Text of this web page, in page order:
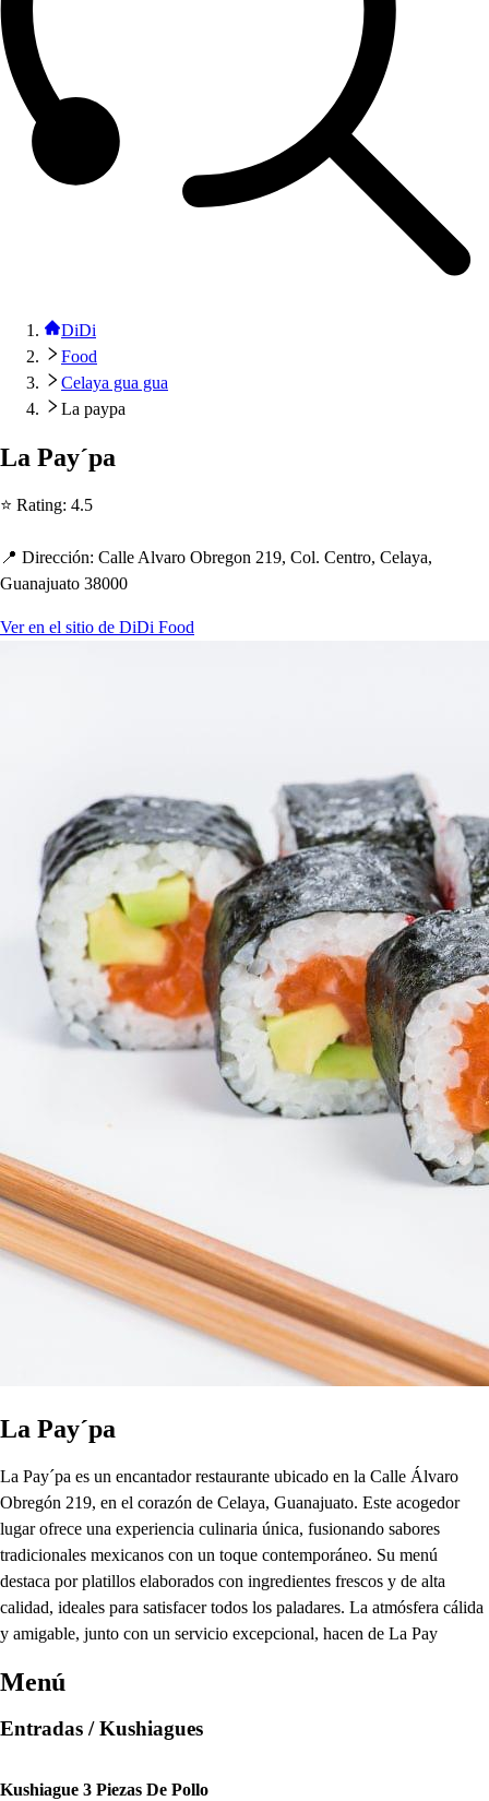
DiDi
Food
Celaya gua gua
La paypa
La Pay´pa
⭐ Rating: 4.5
📍 Dirección: Calle Alvaro Obregon 219, Col. Centro, Celaya,
Guanajuato 38000
Ver en el sitio de DiDi Food
La Pay´pa
La Pay´pa es un encantador restaurante ubicado en la Calle Álvaro
Obregón 219, en el corazón de Celaya, Guanajuato. Este acogedor
lugar ofrece una experiencia culinaria única, fusionando sabores
tradicionales mexicanos con un toque contemporáneo. Su menú
destaca por platillos elaborados con ingredientes frescos y de alta
calidad, ideales para satisfacer todos los paladares. La atmósfera cálida
y amigable, junto con un servicio excepcional, hacen de La Pay
Menú
Entradas / Kushiagues
Kushiague 3 Piezas De Pollo